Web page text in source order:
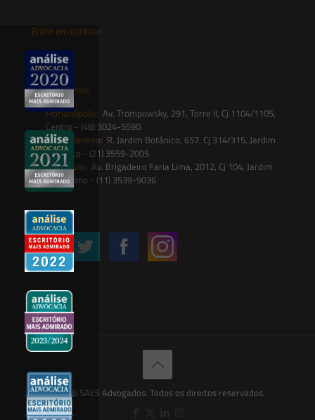
Entre em contato
contato@saesadvogados.com.br
Onde estamos
Florianópolis: Av. Trompowsky, 291, Torre II, Cj 1104/1105,
Centro - (48) 3024-5590
Rio de Janeiro: R. Jardim Botânico, 657, Cj 314/315, Jardim
Botânico - (21) 3559-2005
São Paulo: Av. Brigadeiro Faria Lima, 2012, Cj 104, Jardim
Paulistano - (11) 3539-9036
Siga-nos
© 2026 SAES Advogados. Todos os direitos reservados.